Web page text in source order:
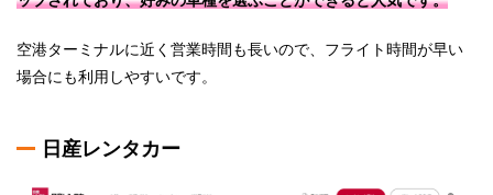
空港ターミナルに近く営業時間も長いので、フライト時間が早い
場合にも利用しやすいです。
日産レンタカー